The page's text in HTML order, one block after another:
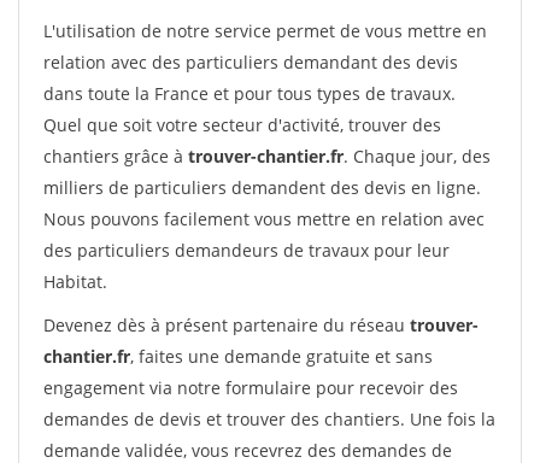
L'utilisation de notre service permet de vous mettre en
relation avec des particuliers demandant des devis
dans toute la France et pour tous types de travaux.
Quel que soit votre secteur d'activité, trouver des
chantiers grâce à trouver-chantier.fr. Chaque jour, des
milliers de particuliers demandent des devis en ligne.
Nous pouvons facilement vous mettre en relation avec
des particuliers demandeurs de travaux pour leur
Habitat.
Devenez dès à présent partenaire du réseau trouver-
chantier.fr, faites une demande gratuite et sans
engagement via notre formulaire pour recevoir des
demandes de devis et trouver des chantiers. Une fois la
demande validée, vous recevrez des demandes de